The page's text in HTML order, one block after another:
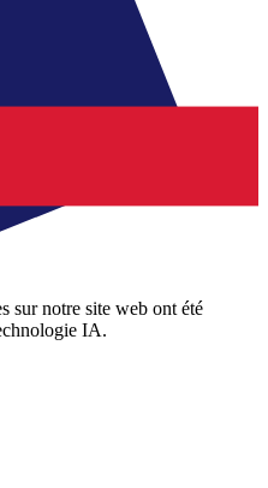
sur notre site web ont été
IA.